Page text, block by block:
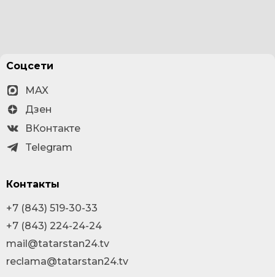
Соцсети
MAX
Дзен
ВКонтакте
Telegram
Контакты
+7 (843) 519-30-33
+7 (843) 224-24-24
mail@tatarstan24.tv
reclama@tatarstan24.tv